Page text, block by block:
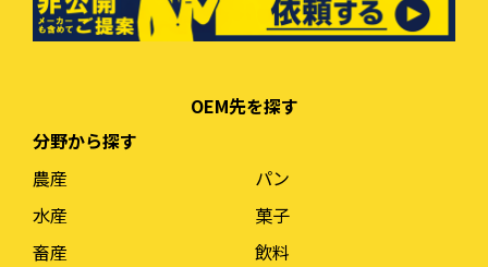
OEM先を探す
分野から探す
農産
水産
畜産
パン
菓子
飲料